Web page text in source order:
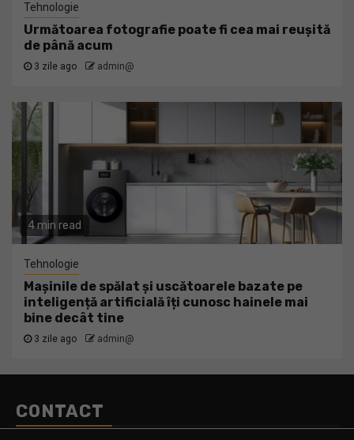
Tehnologie
Următoarea fotografie poate fi cea mai reușită
de până acum
3 zile ago admin@
4 min read
Tehnologie
Mașinile de spălat și uscătoarele bazate pe
inteligență artificială îți cunosc hainele mai
bine decât tine
3 zile ago admin@
CONTACT